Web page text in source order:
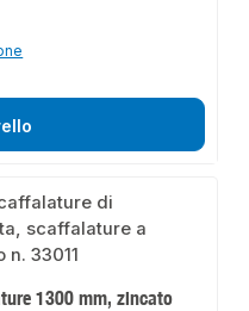
1300 mm, zincato